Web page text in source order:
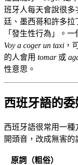
班牙人每天會說很多
廷、墨西哥和許多拉
「發生性行為」。
Voy a coger un taxi ，
的人會用 tomar或
性意思。
西班牙語的
西班牙語很常用一種
開頭音，改成無害的
原詞（粗俗）